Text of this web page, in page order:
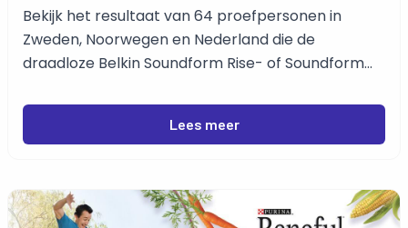
Bekijk het resultaat van 64 proefpersonen in
Zweden, Noorwegen en Nederland die de
draadloze Belkin Soundform Rise- of Soundform
Lees meer